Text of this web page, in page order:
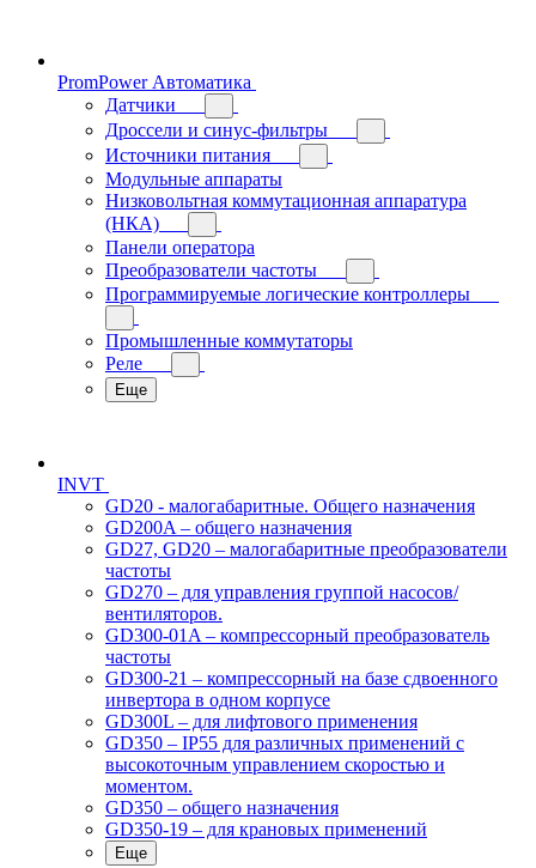
PromPower Автоматика
Датчики
Дроссели и синус-фильтры
Источники питания
Модульные аппараты
Низковольтная коммутационная аппаратура
(НКА)
Панели оператора
Преобразователи частоты
Программируемые логические контроллеры
Промышленные коммутаторы
Реле
Еще
INVT
GD20 - малогабаритные. Общего назначения
GD200A – общего назначения
GD27, GD20 – малогабаритные преобразователи
частоты
GD270 – для управления группой насосов/
вентиляторов.
GD300-01A – компрессорный преобразователь
частоты
GD300-21 – компрессорный на базе сдвоенного
инвертора в одном корпусе
GD300L – для лифтового применения
GD350 – IP55 для различных применений с
высокоточным управлением скоростью и
моментом.
GD350 – общего назначения
GD350-19 – для крановых применений
Еще